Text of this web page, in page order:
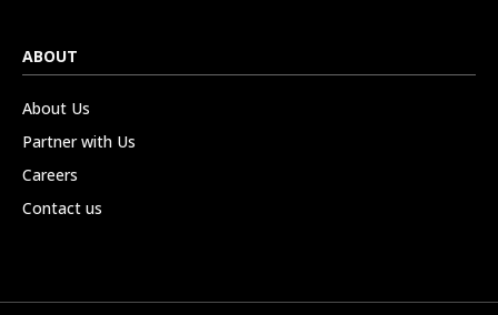
ABOUT
About Us
Partner with Us
Careers
Contact us